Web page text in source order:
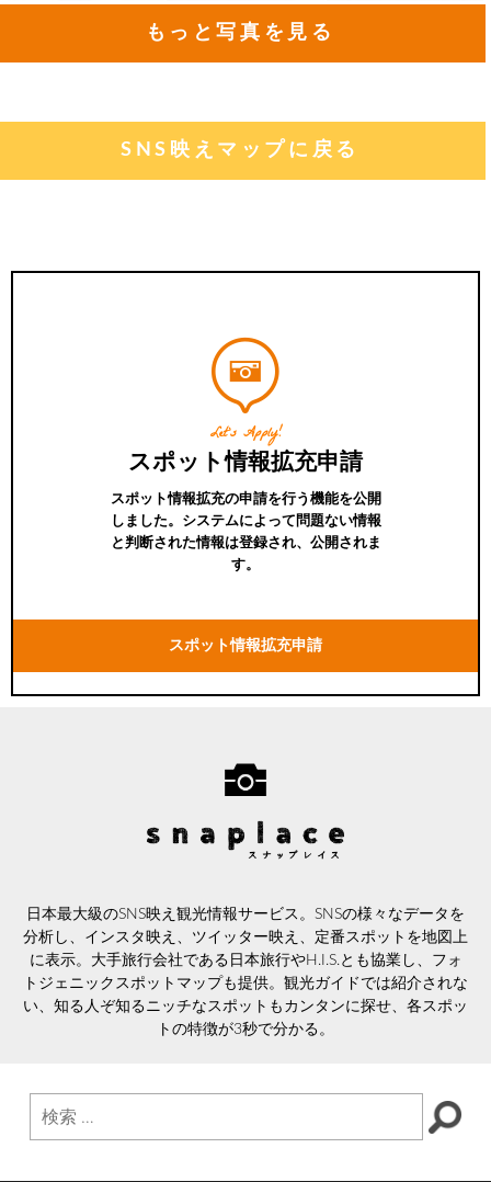
もっと写真を見る
SNS映えマップに戻る
Let's Apply!
スポット情報拡充申請
スポット情報拡充の申請を行う機能を公開
しました。システムによって問題ない情報
と判断された情報は登録され、公開されま
す。
スポット情報拡充申請
日本最大級のSNS映え観光情報サービス。SNSの様々なデータを
分析し、インスタ映え、ツイッター映え、定番スポットを地図上
に表示。大手旅行会社である日本旅行やH.I.S.とも協業し、フォ
トジェニックスポットマップも提供。観光ガイドでは紹介されな
い、知る人ぞ知るニッチなスポットもカンタンに探せ、各スポッ
トの特徴が3秒で分かる。